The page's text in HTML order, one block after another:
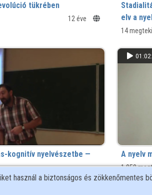
tükrében
12 éve
elv a
14
kognitív nyelvészetbe —
15 éve
A nyelv
1 050
használ a biztonságos és zökkenőmentes